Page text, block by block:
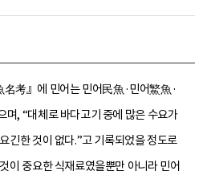
考』에 민어는 민어民魚·민어鰵魚·
며, “대체로 바다고기 중에 많은 수요가
긴한 것이 없다.”고 기록되었을 정도로
이 중요한 식재료였을뿐만 아니라 민어